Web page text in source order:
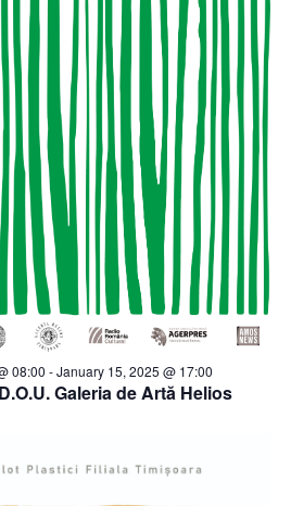
Galeria de Artă Helios
08:00 -January 15, 2025 @ 17:00